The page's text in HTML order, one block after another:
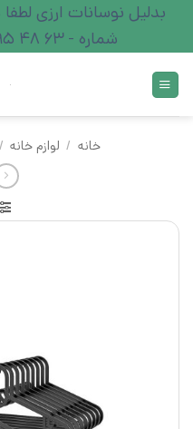
content
بدلیل نوسانات ارزی
شماره - 63 48 95 44 - تماس بگیرید.
خانه / لوازم خانه /